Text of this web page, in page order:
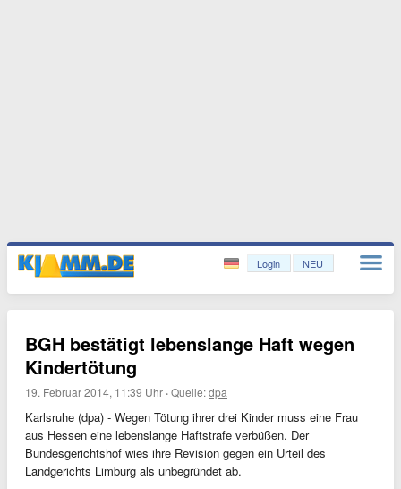
Login NEU
BGH bestätigt lebenslange Haft wegen
Kindertötung
19. Februar 2014, 11:39 Uhr ·Quelle:dpa
Karlsruhe (dpa) - Wegen Tötung ihrer drei Kinder muss eine Frau
aus Hessen eine lebenslange Haftstrafe verbüßen. Der
Bundesgerichtshof wies ihre Revision gegen ein Urteil des
Landgerichts Limburg als unbegründet ab.